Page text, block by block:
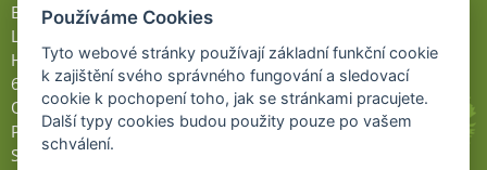
Bonsai-shop
Legionářů 2
Hodonín
695 01
Otevřeno:
Po-Pá 9-17
So 9-11:30
Používáme Cookies
Tyto webové stránky používají základní funkční cookie
k zajištění svého správného fungování a sledovací
cookie k pochopení toho, jak se stránkami pracujete.
Další typy cookies budou použity pouze po vašem
schválení.